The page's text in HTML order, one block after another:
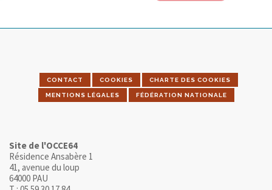
CONTACT COOKIES CHARTE DES COOKIES
MENTIONS LÉGALES FÉDÉRATION NATIONALE
Site de l'OCCE64
Résidence Ansabère 1
41, avenue du loup
64000 PAU